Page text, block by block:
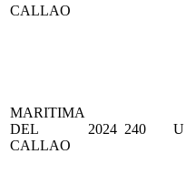
CALLAO
MARITIMA
DEL
CALLAO
2024 240 U